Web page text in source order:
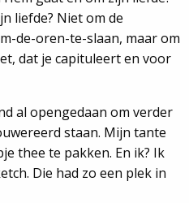
liefde? Niet om de
de-oren-te-slaan, maar om
dat je capituleert en voor
al opengedaan om verder
staan. Mijn tante
thee te pakken. En ik? Ik
Die had zo een plek in